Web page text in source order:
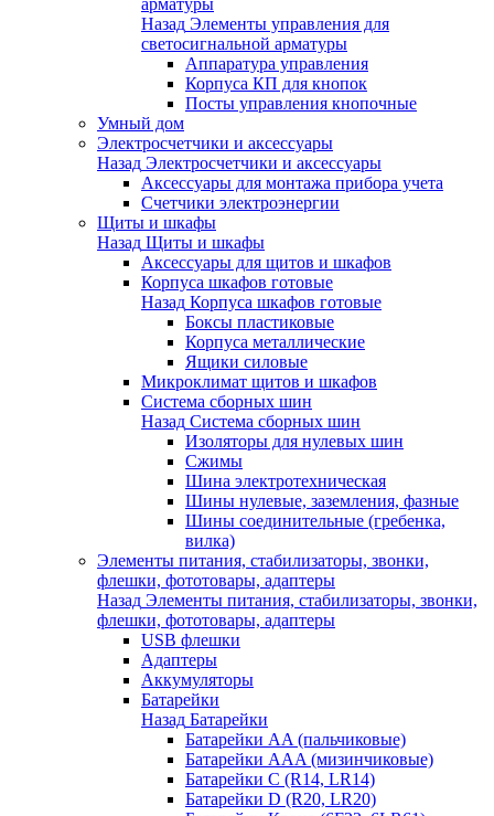
арматуры
Назад Элементы управления для
светосигнальной арматуры
Аппаратура управления
Корпуса КП для кнопок
Посты управления кнопочные
Умный дом
Электросчетчики и аксессуары
Назад Электросчетчики и аксессуары
Аксессуары для монтажа прибора учета
Счетчики электроэнергии
Щиты и шкафы
Назад Щиты и шкафы
Аксессуары для щитов и шкафов
Корпуса шкафов готовые
Назад Корпуса шкафов готовые
Боксы пластиковые
Корпуса металлические
Ящики силовые
Микроклимат щитов и шкафов
Система сборных шин
Назад Система сборных шин
Изоляторы для нулевых шин
Сжимы
Шина электротехническая
Шины нулевые, заземления, фазные
Шины соединительные (гребенка,
вилка)
Элементы питания, стабилизаторы, звонки,
флешки, фототовары, адаптеры
Назад Элементы питания, стабилизаторы, звонки,
флешки, фототовары, адаптеры
USB флешки
Адаптеры
Аккумуляторы
Батарейки
Назад Батарейки
Батарейки AA (пальчиковые)
Батарейки AAA (мизинчиковые)
Батарейки C (R14, LR14)
Батарейки D (R20, LR20)